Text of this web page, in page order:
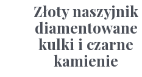
Złoty naszyjnik
diamentowane
kulki i czarne
kamienie